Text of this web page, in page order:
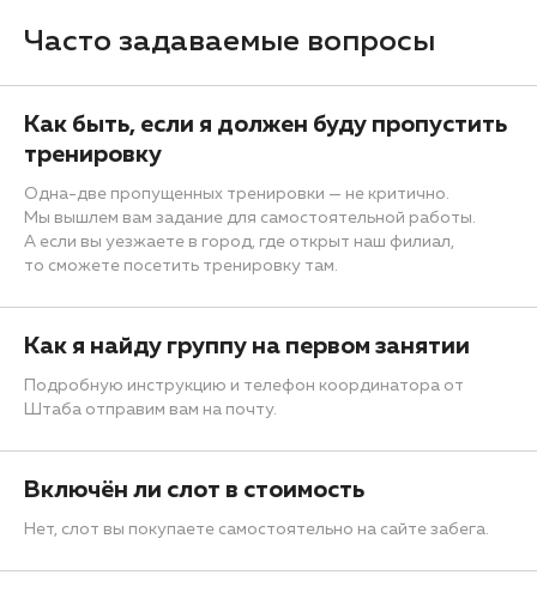
Часто задаваемые вопросы
Как быть, если я должен буду пропустить
тренировку
Одна-две пропущенных тренировки — не критично.
Мы вышлем вам задание для самостоятельной работы.
А если вы уезжаете в город, где открыт наш филиал,
то сможете посетить тренировку там.
Как я найду группу на первом занятии
Подробную инструкцию и телефон координатора от
Штаба отправим вам на почту.
Включён ли слот в стоимость
Нет, слот вы покупаете самостоятельно на сайте забега.